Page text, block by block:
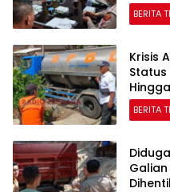
BERITA
Krisis
BERITA